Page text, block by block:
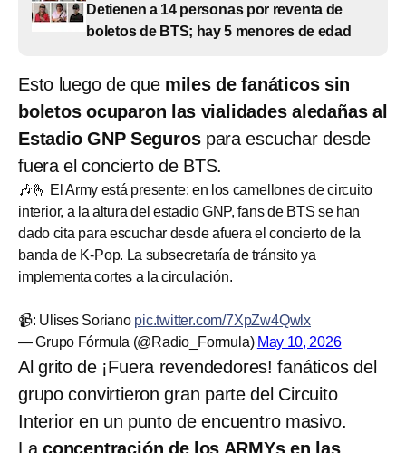
Detienen a 14 personas por reventa de
boletos de BTS; hay 5 menores de edad
Esto luego de que miles de fanáticos sin
boletos ocuparon las vialidades aledañas al
Estadio GNP Segurospara escuchar desde
fuera el concierto de BTS.
🎶🫰 El Army está presente: en los camellones de circuito
interior, a la altura del estadio GNP, fans de BTS se han
dado cita para escuchar desde afuera el concierto de la
banda de K-Pop. La subsecretaría de tránsito ya
implementa cortes a la circulación.
📹: Ulises Soriano pic.twitter.com/7XpZw4Qwlx
— Grupo Fórmula (@Radio_Formula) May 10, 2026
Al grito de ¡Fuera revendedores! fanáticos del
grupo convirtieron gran parte del Circuito
Interior en un punto de encuentro masivo.
La concentración de los ARMYs en las